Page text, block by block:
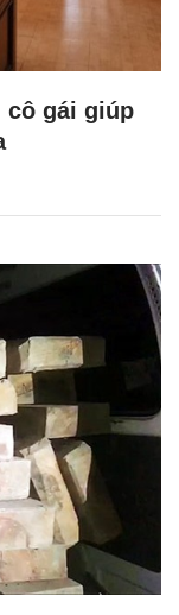
cô gái giúp